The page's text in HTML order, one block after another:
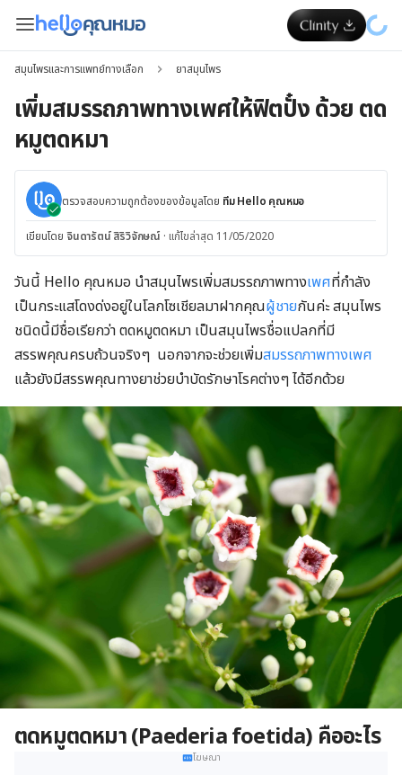
สมุนไพรและการแพทย์ทางเลือก ยาสมุนไพร
เพิ่มสมรรถภาพทางเพศให้ฟิตปั๋ง ด้วย ตด
หมูตดหมา
ตรวจสอบความถูกต้องของข้อมูลโดย ทีม Hello คุณหมอ
เขียนโดย จินดารัตน์ สิริวิจักษณ์ · แก้ไขล่าสุด 11/05/2020
วันนี้ Hello คุณหมอ นำสมุนไพรเพิ่มสมรรถภาพทางเพศที่กำลัง
เป็นกระแสโดงด่งอยู่ในโลกโซเชียลมาฝากคุณผู้ชายกันค่ะ สมุนไพร
ชนิดนี้มีชื่อเรียกว่า ตดหมูตดหมา เป็นสมุนไพรชื่อแปลกที่มี
สรรพคุณครบถ้วนจริงๆ นอกจากจะช่วยเพิ่มสมรรถภาพทางเพศ
แล้วยังมีสรรพคุณทางยาช่วยบำบัดรักษาโรคต่างๆ ได้อีกด้วย
ตดหมูตดหมา (Paederia foetida) คืออะไร
โฆษณา